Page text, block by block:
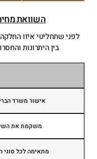
השוואת
לפני שתחליטי איזו
בין היתרונות
אישור משרד
משקמת את
מתאימה לכל סוגי